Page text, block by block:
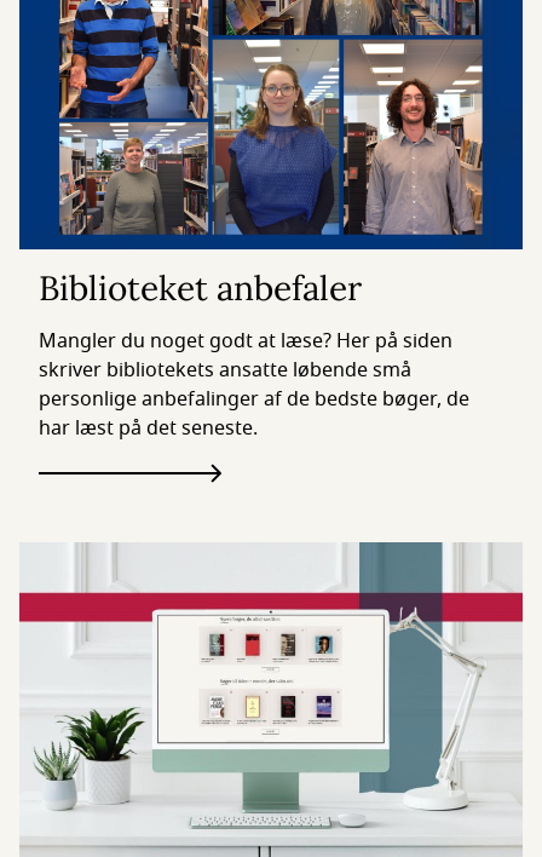
Biblioteket anbefaler
Mangler du noget godt at læse? Her på siden
skriver bibliotekets ansatte løbende små
personlige anbefalinger af de bedste bøger, de
har læst på det seneste.